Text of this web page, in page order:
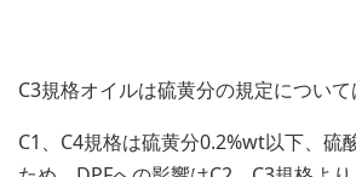
C3規格オイルは硫黄分の規定について
C1、C4規格は硫黄分0.2%wt以下、硫